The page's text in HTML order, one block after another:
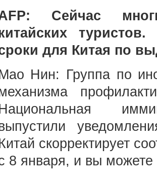
Сейчас
для Китая по
Нин: Группа по
скорректирует
8 января, и вы можете